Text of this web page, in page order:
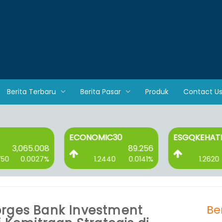
Berita Terbaru Berita Pasar Produk Contact Us
3,065.008
0.0027%
ECONOMIC30
89.256
1.2440 0.0141%
ESGQKEHATI
1.2620
Bank Investment